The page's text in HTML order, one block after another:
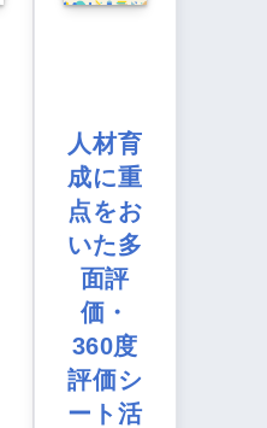
人材育
成に重
点をお
いた多
面評
価・
360度
評価シ
ート活